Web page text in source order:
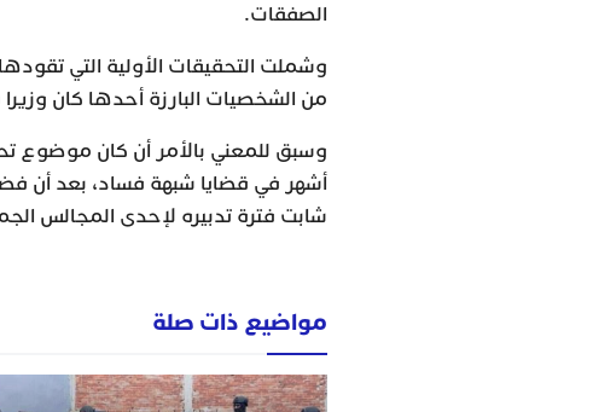
الصفقات.
وشملت التحقيقات الأولية التي تقودها
من الشخصيات البارزة أحدها كان
وسبق للمعني بالأمر أن كان موضوع
أشهر في قضايا شبهة فساد، بعد أن
شابت فترة تدبيره لإحدى المجالس
مواضيع ذات صلة